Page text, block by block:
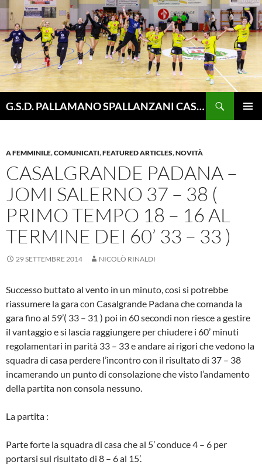
Vai
contenuto
G.S.D. PALLAMANO SPALLANZANI CASALGRANDE
A FEMMINILE,COMUNICATI,FEATURED ARTICLES,NOVITÀ
CASALGRANDE PADANA –
JOMI SALERNO 37 – 38 (
PRIMO TEMPO 18 – 16 AL
TERMINE DEI 60’ 33 – 33 )
29 SETTEMBRE 2014 NICOLÒ RINALDI
Successo buttato al vento in un minuto, così si potrebbe
riassumere la gara con Casalgrande Padana che comanda la
gara fino al 59’( 33 – 31 ) poi in 60 secondi non riesce a gestire
il vantaggio e si lascia raggiungere per chiudere i 60’ minuti
regolamentari in parità 33 – 33 e andare ai rigori che vedono la
squadra di casa perdere l’incontro con il risultato di 37 – 38
incamerando un punto di consolazione che visto l’andamento
della partita non consola nessuno.
La partita :
Parte forte la squadra di casa che al 5’ conduce 4 – 6 per
portarsi sul risultato di 8 – 6 al 15’.